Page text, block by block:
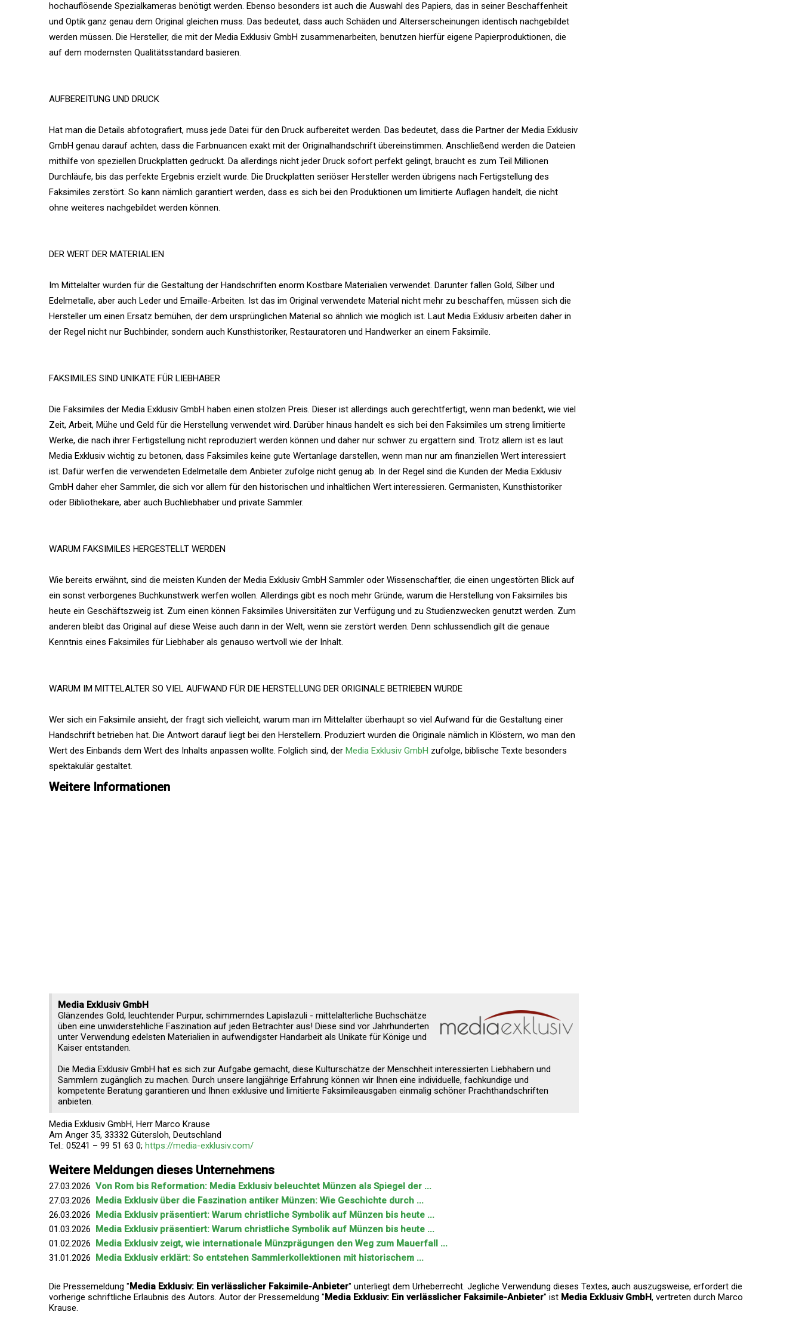
hochauflösende Spezialkameras benötigt werden. Ebenso besonders ist auch die Auswahl des Papiers, das in seiner Beschaffenheit
und Optik ganz genau dem Original gleichen muss. Das bedeutet, dass auch Schäden und Alterserscheinungen identisch nachgebildet
werden müssen. Die Hersteller, die mit der Media Exklusiv GmbH zusammenarbeiten, benutzen hierfür eigene Papierproduktionen, die
auf dem modernsten Qualitätsstandard basieren.
AUFBEREITUNG UND DRUCK
Hat man die Details abfotografiert, muss jede Datei für den Druck aufbereitet werden. Das bedeutet, dass die Partner der Media Exklusiv
GmbH genau darauf achten, dass die Farbnuancen exakt mit der Originalhandschrift übereinstimmen. Anschließend werden die Dateien
mithilfe von speziellen Druckplatten gedruckt. Da allerdings nicht jeder Druck sofort perfekt gelingt, braucht es zum Teil Millionen
Durchläufe, bis das perfekte Ergebnis erzielt wurde. Die Druckplatten seriöser Hersteller werden übrigens nach Fertigstellung des
Faksimiles zerstört. So kann nämlich garantiert werden, dass es sich bei den Produktionen um limitierte Auflagen handelt, die nicht
ohne weiteres nachgebildet werden können.
DER WERT DER MATERIALIEN
Im Mittelalter wurden für die Gestaltung der Handschriften enorm Kostbare Materialien verwendet. Darunter fallen Gold, Silber und
Edelmetalle, aber auch Leder und Emaille-Arbeiten. Ist das im Original verwendete Material nicht mehr zu beschaffen, müssen sich die
Hersteller um einen Ersatz bemühen, der dem ursprünglichen Material so ähnlich wie möglich ist. Laut Media Exklusiv arbeiten daher in
der Regel nicht nur Buchbinder, sondern auch Kunsthistoriker, Restauratoren und Handwerker an einem Faksimile.
FAKSIMILES SIND UNIKATE FÜR LIEBHABER
Die Faksimiles der Media Exklusiv GmbH haben einen stolzen Preis. Dieser ist allerdings auch gerechtfertigt, wenn man bedenkt, wie viel
Zeit, Arbeit, Mühe und Geld für die Herstellung verwendet wird. Darüber hinaus handelt es sich bei den Faksimiles um streng limitierte
Werke, die nach ihrer Fertigstellung nicht reproduziert werden können und daher nur schwer zu ergattern sind. Trotz allem ist es laut
Media Exklusiv wichtig zu betonen, dass Faksimiles keine gute Wertanlage darstellen, wenn man nur am finanziellen Wert interessiert
ist. Dafür werfen die verwendeten Edelmetalle dem Anbieter zufolge nicht genug ab. In der Regel sind die Kunden der Media Exklusiv
GmbH daher eher Sammler, die sich vor allem für den historischen und inhaltlichen Wert interessieren. Germanisten, Kunsthistoriker
oder Bibliothekare, aber auch Buchliebhaber und private Sammler.
WARUM FAKSIMILES HERGESTELLT WERDEN
Wie bereits erwähnt, sind die meisten Kunden der Media Exklusiv GmbH Sammler oder Wissenschaftler, die einen ungestörten Blick auf
ein sonst verborgenes Buchkunstwerk werfen wollen. Allerdings gibt es noch mehr Gründe, warum die Herstellung von Faksimiles bis
heute ein Geschäftszweig ist. Zum einen können Faksimiles Universitäten zur Verfügung und zu Studienzwecken genutzt werden. Zum
anderen bleibt das Original auf diese Weise auch dann in der Welt, wenn sie zerstört werden. Denn schlussendlich gilt die genaue
Kenntnis eines Faksimiles für Liebhaber als genauso wertvoll wie der Inhalt.
WARUM IM MITTELALTER SO VIEL AUFWAND FÜR DIE HERSTELLUNG DER ORIGINALE BETRIEBEN WURDE
Wer sich ein Faksimile ansieht, der fragt sich vielleicht, warum man im Mittelalter überhaupt so viel Aufwand für die Gestaltung einer
Handschrift betrieben hat. Die Antwort darauf liegt bei den Herstellern. Produziert wurden die Originale nämlich in Klöstern, wo man den
Wert des Einbands dem Wert des Inhalts anpassen wollte. Folglich sind, der Media Exklusiv GmbH zufolge, biblische Texte besonders
spektakulär gestaltet.
Weitere Informationen
Media Exklusiv GmbH
Glänzendes Gold, leuchtender Purpur, schimmerndes Lapislazuli - mittelalterliche Buchschätze
üben eine unwiderstehliche Faszination auf jeden Betrachter aus! Diese sind vor Jahrhunderten
unter Verwendung edelsten Materialien in aufwendigster Handarbeit als Unikate für Könige und
Kaiser entstanden.
Die Media Exklusiv GmbH hat es sich zur Aufgabe gemacht, diese Kulturschätze der Menschheit interessierten Liebhabern und
Sammlern zugänglich zu machen. Durch unsere langjährige Erfahrung können wir Ihnen eine individuelle, fachkundige und
kompetente Beratung garantieren und Ihnen exklusive und limitierte Faksimileausgaben einmalig schöner Prachthandschriften
anbieten.
Media Exklusiv GmbH, Herr Marco Krause
Am Anger 35, 33332 Gütersloh, Deutschland
Tel.: 05241 – 99 51 63 0; https://media-exklusiv.com/
Weitere Meldungen dieses Unternehmens
27.03.2026 Von Rom bis Reformation: Media Exklusiv beleuchtet Münzen als Spiegel der ...
27.03.2026 Media Exklusiv über die Faszination antiker Münzen: Wie Geschichte durch ...
26.03.2026 Media Exklusiv präsentiert: Warum christliche Symbolik auf Münzen bis heute ...
01.03.2026 Media Exklusiv präsentiert: Warum christliche Symbolik auf Münzen bis heute ...
01.02.2026 Media Exklusiv zeigt, wie internationale Münzprägungen den Weg zum Mauerfall ...
31.01.2026 Media Exklusiv erklärt: So entstehen Sammlerkollektionen mit historischem ...
Die Pressemeldung "Media Exklusiv: Ein verlässlicher Faksimile-Anbieter" unterliegt dem Urheberrecht. Jegliche Verwendung dieses Textes, auch auszugsweise, erfordert die
vorherige schriftliche Erlaubnis des Autors. Autor der Pressemeldung "Media Exklusiv: Ein verlässlicher Faksimile-Anbieter" ist Media Exklusiv GmbH, vertreten durch Marco
Krause.